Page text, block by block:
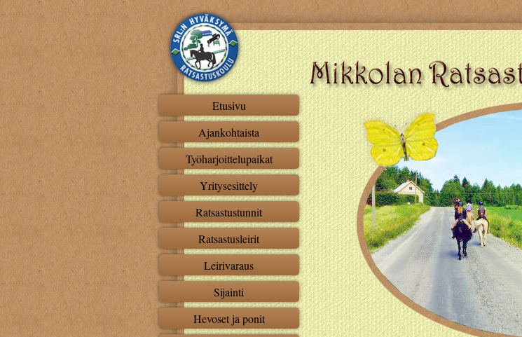
Etusivu
Ajankohtaista
Työharjoittelupaikat
Yritysesittely
Ratsastustunnit
Ratsastusleirit
Leirivaraus
Sijainti
Hevoset ja ponit